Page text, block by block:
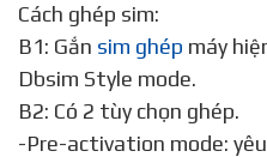
Cách ghép sim:
B1: Gắn sim ghép máy
Dbsim Style mode.
B2: Có 2 tùy chọn ghép.
-Pre-activation mode: